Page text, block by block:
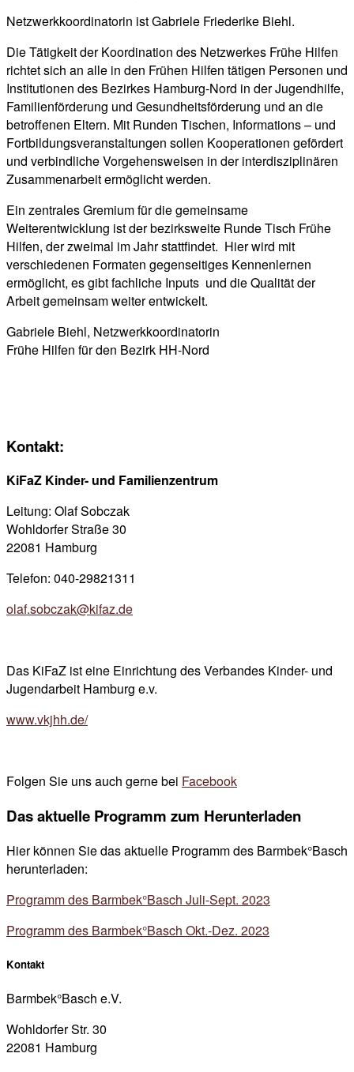
Netzwerkkoordinatorin ist Gabriele Friederike Biehl.
Die Tätigkeit der Koordination des Netzwerkes Frühe Hilfen
richtet sich an alle in den Frühen Hilfen tätigen Personen und
Institutionen des Bezirkes Hamburg-Nord in der Jugendhilfe,
Familienförderung und Gesundheitsförderung und an die
betroffenen Eltern. Mit Runden Tischen, Informations – und
Fortbildungsveranstaltungen sollen Kooperationen gefördert
und verbindliche Vorgehensweisen in der interdisziplinären
Zusammenarbeit ermöglicht werden.
Ein zentrales Gremium für die gemeinsame
Weiterentwicklung ist der bezirksweite Runde Tisch Frühe
Hilfen, der zweimal im Jahr stattfindet. Hier wird mit
verschiedenen Formaten gegenseitiges Kennenlernen
ermöglicht, es gibt fachliche Inputs und die Qualität der
Arbeit gemeinsam weiter entwickelt.
Gabriele Biehl, Netzwerkkoordinatorin
Frühe Hilfen für den Bezirk HH-Nord
Kontakt:
KiFaZ Kinder- und Familienzentrum
Leitung: Olaf Sobczak
Wohldorfer Straße 30
22081 Hamburg
Telefon: 040-29821311
olaf.sobczak@kifaz.de
Das KiFaZ ist eine Einrichtung des Verbandes Kinder- und
Jugendarbeit Hamburg e.v.
www.vkjhh.de/
Folgen Sie uns auch gerne bei Facebook
Das aktuelle Programm zum Herunterladen
Hier können Sie das aktuelle Programm des Barmbek°Basch
herunterladen:
Programm des Barmbek°Basch Juli-Sept. 2023
Programm des Barmbek°Basch Okt.-Dez. 2023
Kontakt
Barmbek°Basch e.V.
Wohldorfer Str. 30
22081 Hamburg